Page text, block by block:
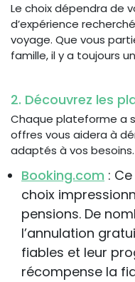
Le choix dépendra de
d’expérience
voyage. Que vous
famille, il y a toujours
2. Découvrez les
Chaque plateforme a
offres vous aidera à
adaptés à vos besoins.
Booking.com :
choix
pensions. De
l’annulation
fiables et leur
récompense la